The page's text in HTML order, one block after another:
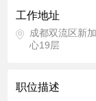
工作地址
成都双流区新
心19层
职位描述